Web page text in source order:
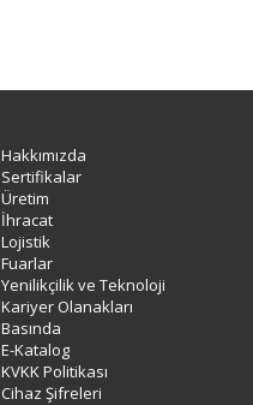
Hakkımızda
Sertifikalar
Üretim
İhracat
Lojistik
Fuarlar
Yenilikçilik ve Teknoloji
Kariyer Olanakları
Basında
E-Katalog
KVKK Politikası
Cihaz Şifreleri